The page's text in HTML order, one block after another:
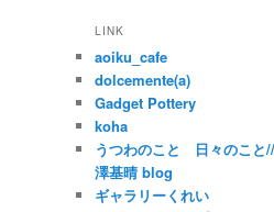
LINK
aoiku_cafe
dolcemente(a)
Gadget Pottery
koha
うつわのこと 日々のこと
澤基晴 blog
ギャラリーくれい